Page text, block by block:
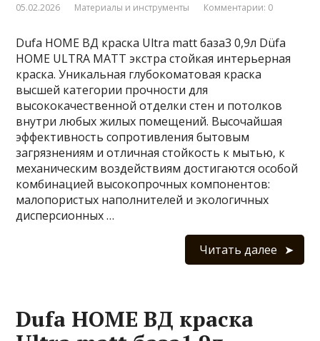
05.02.2026 Материалы и инструменты Комментарии: 0
Dufa HOME ВД краска Ultra matt база3 0,9л Düfa
HOME ULTRA MATT экстра стойкая интерьерная
краска. Уникальная глубокоматовая краска
высшей категории прочности для
высококачественной отделки стен и потолков
внутри любых жилых помещений. Высочайшая
эффективность сопротивления бытовым
загрязнениям и отличная стойкость к мытью, к
механическим воздействиям достигаются особой
комбинацией высокопрочных компонентов:
малопористых наполнителей и экологичных
дисперсионных …
Читать далее
Dufa HOME ВД краска